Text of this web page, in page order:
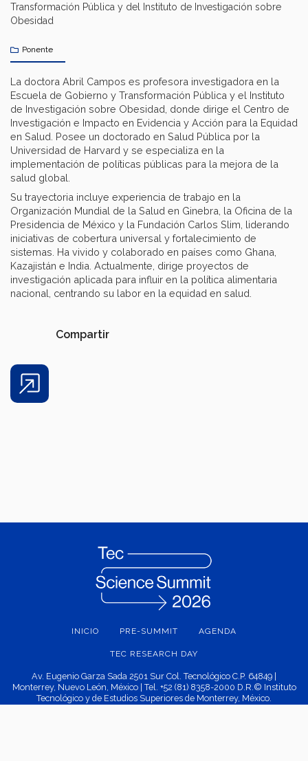
Transformación Pública y del Instituto de Investigación sobre
Obesidad
Ponente
La doctora Abril Campos es profesora investigadora en la
Escuela de Gobierno y Transformación Pública y el Instituto
de Investigación sobre Obesidad, donde dirige el Centro de
Investigación e Impacto en Evidencia y Acción para la Equidad
en Salud. Posee un doctorado en Salud Pública por la
Universidad de Harvard y se especializa en la
implementación de políticas públicas para la mejora de la
salud global.
Su trayectoria incluye experiencia de trabajo en la
Organización Mundial de la Salud en Ginebra, la Oficina de la
Presidencia de México y la Fundación Carlos Slim, liderando
iniciativas de cobertura universal y fortalecimiento de
sistemas. Ha vivido y colaborado en países como Ghana,
Kazajistán e India. Actualmente, dirige proyectos de
investigación aplicada para influir en la política alimentaria
nacional, centrando su labor en la equidad en salud.
Share
Compartir
INICIO PRE-SUMMIT AGENDA
TEC RESEARCH DAY
Av. Eugenio Garza Sada 2501 Sur Col. Tecnológico C.P. 64849 |
Monterrey, Nuevo León, México | Tel. +52 (81) 8358-2000 D.R.© Instituto
Tecnológico y de Estudios Superiores de Monterrey, México.